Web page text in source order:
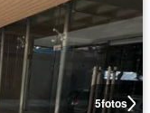
5fotos